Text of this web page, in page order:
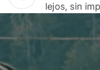
lejos, sin